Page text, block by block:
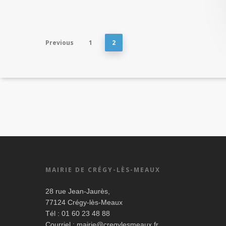
Previous 1 2
MAIRIE DE CRÉGY-LÈS-MEAUX
28 rue Jean-Jaurès,
77124 Crégy-lès-Meaux
Tél : 01 60 23 48 88